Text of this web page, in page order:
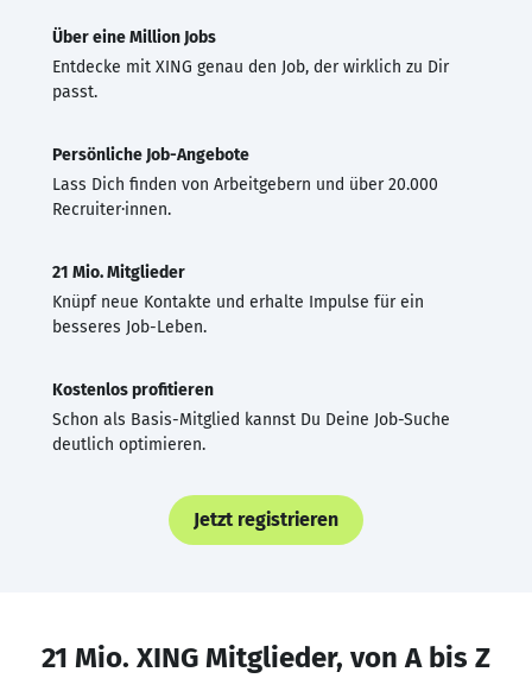
Über eine Million Jobs
Entdecke mit XING genau den Job, der wirklich zu Dir
passt.
Persönliche Job-Angebote
Lass Dich finden von Arbeitgebern und über 20.000
Recruiter·innen.
21 Mio. Mitglieder
Knüpf neue Kontakte und erhalte Impulse für ein
besseres Job-Leben.
Kostenlos profitieren
Schon als Basis-Mitglied kannst Du Deine Job-Suche
deutlich optimieren.
Jetzt registrieren
21 Mio. XING Mitglieder, von A bis Z